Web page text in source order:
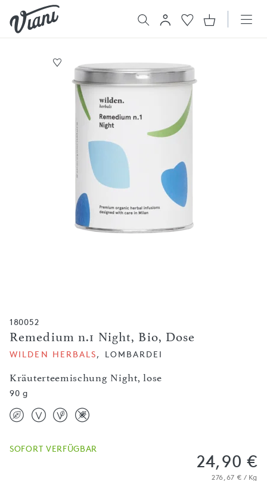
180052
Remedium n.1 Night, Bio, Dose
Kräuterteemischung Night, lose
WILDEN HERBALS, LOMBARDEI
90 g
SOFORT VERFÜGBAR
24,90 €
276,67 € / Kg